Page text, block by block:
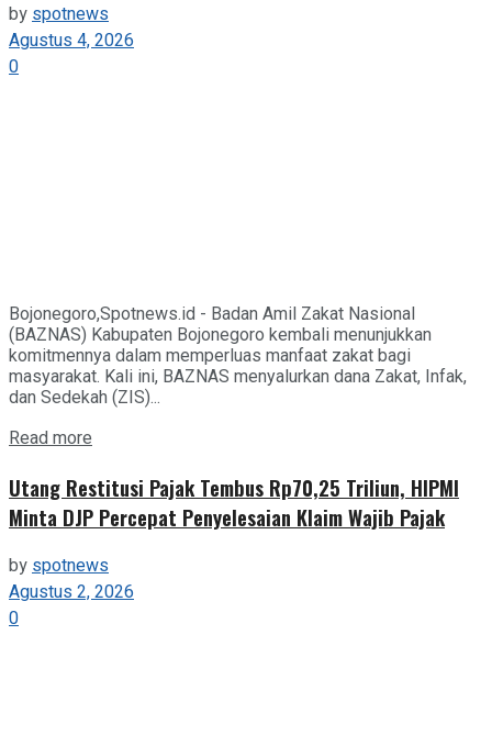
byspotnews
Agustus 4, 2026
0
Bojonegoro,Spotnews.id - Badan Amil Zakat Nasional
(BAZNAS) Kabupaten Bojonegoro kembali menunjukkan
komitmennya dalam memperluas manfaat zakat bagi
masyarakat. Kali ini, BAZNAS menyalurkan dana Zakat, Infak,
dan Sedekah (ZIS)...
Read more
Utang Restitusi Pajak Tembus Rp70,25 Triliun, HIPMI
Minta DJP Percepat Penyelesaian Klaim Wajib Pajak
by spotnews
Agustus 2, 2026
0